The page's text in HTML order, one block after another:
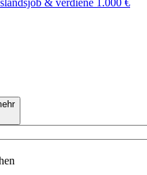
& verdiene 1.000 €